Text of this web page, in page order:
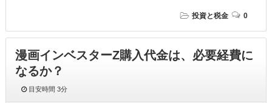
投資と税金 0
漫画インベスターZ購入代金は、必要経費に
なるか？
目安時間3分